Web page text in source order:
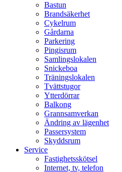
Bastun
Brandsäkerhet
Cykelrum
Gårdarna
Parkering
Pingisrum
Samlingslokalen
Snickeboa
Träningslokalen
Tvättstugor
Ytterdörrar
Balkong
Grannsamverkan
Ändring av lägenhet
Passersystem
Skyddsrum
Service
Fastighetsskötsel
Internet, tv, telefon